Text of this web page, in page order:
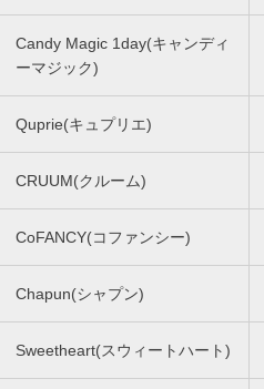
Candy Magic 1day(キャンディ
ーマジック)
Quprie(キュプリエ)
CRUUM(クルーム)
CoFANCY(コファンシー)
Chapun(シャプン)
Sweetheart(スウィートハート)